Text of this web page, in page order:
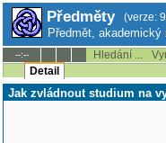
Předměty (verze:
Předmět, akademický
--:-- Hledání ...
Detail
Jak zvládnout studium na